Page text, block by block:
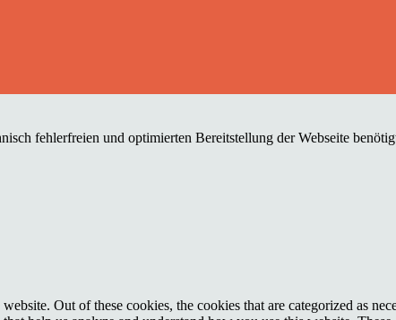
fehlerfreien und optimierten Bereitstellung der Webseite
Out of these cookies, the cookies that are categorized as